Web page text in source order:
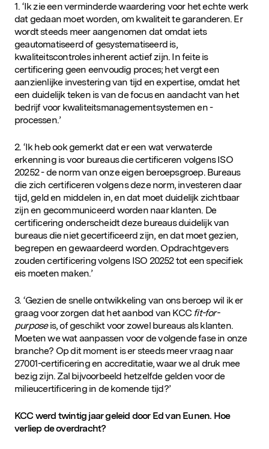
1. ‘Ik zie een verminderde waardering voor het echte werk
dat gedaan moet worden, om kwaliteit te garanderen. Er
wordt steeds meer aangenomen dat omdat iets
geautomatiseerd of gesystematiseerd is,
kwaliteitscontroles inherent actief zijn. In feite is
certificering geen eenvoudig proces; het vergt een
aanzienlijke investering van tijd en expertise, omdat het
een duidelijk teken is van de focus en aandacht van het
bedrijf voor kwaliteitsmanagementsystemen en -
processen.’
2. ‘Ik heb ook gemerkt dat er een wat verwaterde
erkenning is voor bureaus die certificeren volgens ISO
20252 - de norm van onze eigen beroepsgroep. Bureaus
die zich certificeren volgens deze norm, investeren daar
tijd, geld en middelen in, en dat moet duidelijk zichtbaar
zijn en gecommuniceerd worden naar klanten. De
certificering onderscheidt deze bureaus duidelijk van
bureaus die niet gecertificeerd zijn, en dat moet gezien,
begrepen en gewaardeerd worden. Opdrachtgevers
zouden certificering volgens ISO 20252 tot een specifiek
eis moeten maken.’
3. ‘Gezien de snelle ontwikkeling van ons beroep wil ik er
graag voor zorgen dat het aanbod van KCC fit-for-
purposeis, of geschikt voor zowel bureaus als klanten.
Moeten we wat aanpassen voor de volgende fase in onze
branche? Op dit moment is er steeds meer vraag naar
27001-certificering en accreditatie, waar we al druk mee
bezig zijn. Zal bijvoorbeeld hetzelfde gelden voor de
milieucertificering in de komende tijd?’
KCC werd twintig jaar geleid door Ed van Eunen. Hoe
verliep de overdracht?